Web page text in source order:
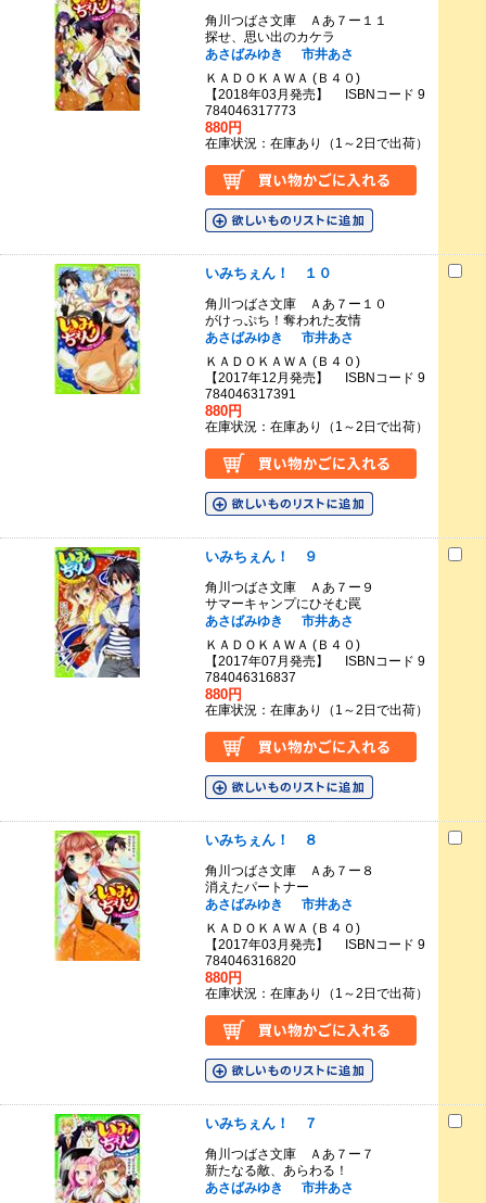
角川つばさ文庫 Ａあ７ー１１
探せ、思い出のカケラ
あさばみゆき
市井あさ
ＫＡＤＯＫＡＷＡ (Ｂ４０)
【2018年03月発売】 ISBNコード 9
784046317773
880円
在庫状況：在庫あり（1～2日で出荷）
いみちぇん！ １０
角川つばさ文庫 Ａあ７ー１０
がけっぷち！奪われた友情
あさばみゆき
市井あさ
ＫＡＤＯＫＡＷＡ (Ｂ４０)
【2017年12月発売】 ISBNコード 9
784046317391
880円
在庫状況：在庫あり（1～2日で出荷）
いみちぇん！ ９
角川つばさ文庫 Ａあ７ー９
サマーキャンプにひそむ罠
あさばみゆき
市井あさ
ＫＡＤＯＫＡＷＡ (Ｂ４０)
【2017年07月発売】 ISBNコード 9
784046316837
880円
在庫状況：在庫あり（1～2日で出荷）
いみちぇん！ ８
角川つばさ文庫 Ａあ７ー８
消えたパートナー
あさばみゆき
市井あさ
ＫＡＤＯＫＡＷＡ (Ｂ４０)
【2017年03月発売】 ISBNコード 9
784046316820
880円
在庫状況：在庫あり（1～2日で出荷）
いみちぇん！ ７
角川つばさ文庫 Ａあ７ー７
新たなる敵、あらわる！
あさばみゆき
市井あさ